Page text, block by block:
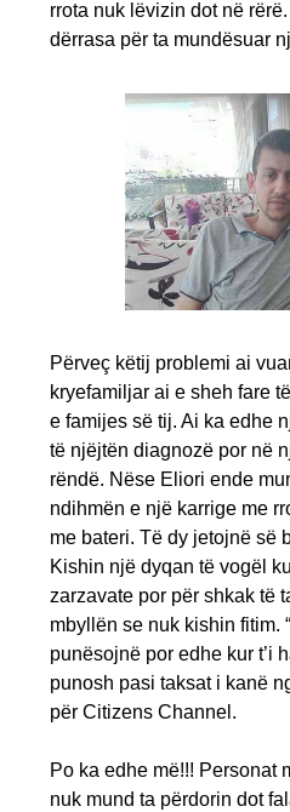
rrota nuk lëvizin dot në
dërrasa për ta mundësuar
Përveç këtij problemi ai
kryefamiljar ai e sheh fare
e famijes së tij. Ai ka edhe
të njëjtën diagnozë por në
rëndë. Nëse Eliori ende
ndihmën e një karrige me
me bateri. Të dy jetojnë së
Kishin një dyqan të vogël
zarzavate por për shkak të
mbyllën se nuk kishin fitim.
punësojnë por edhe kur t’i
punosh pasi taksat i kanë
për Citizens Channel.
Po ka edhe më!!! Personat
nuk mund ta përdorin dot